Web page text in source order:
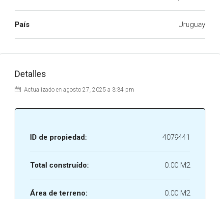
País Uruguay
Detalles
Actualizado en agosto 27, 2025 a 3:34 pm
ID de propiedad: 4079441
Total construído: 0.00 M2
Área de terreno: 0.00 M2